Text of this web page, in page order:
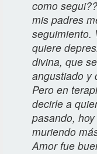
como
mis padres
seguimiento.
quiere
divina, que
angustiado y
Pero en
decirle a
pasando,
muriendo
Amor fue